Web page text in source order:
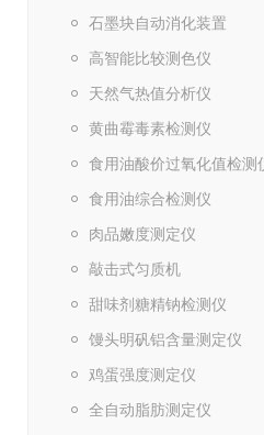
石墨块自动消化装置
高智能比较测色仪
天然气热值分析仪
黄曲霉毒素检测仪
食用油酸价过氧化值检测
食用油综合检测仪
肉品嫩度测定仪
敲击式匀质机
甜味剂糖精钠检测仪
馒头明矾铝含量测定仪
鸡蛋强度测定仪
全自动脂肪测定仪